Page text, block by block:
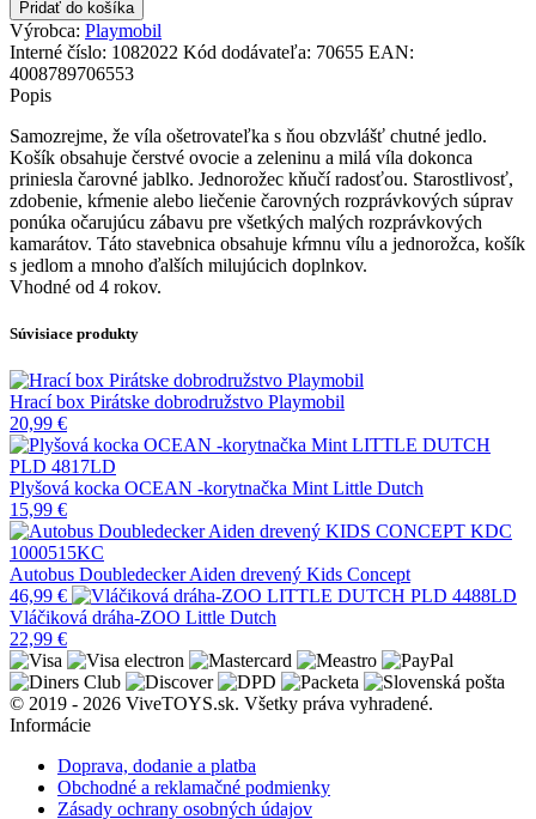
Pridať do košíka
Výrobca: Playmobil
Interné číslo: 1082022 Kód dodávateľa: 70655 EAN:
4008789706553
Popis
Samozrejme, že víla ošetrovateľka s ňou obzvlášť chutné jedlo.
Košík obsahuje čerstvé ovocie a zeleninu a milá víla dokonca
priniesla čarovné jablko. Jednorožec kňučí radosťou. Starostlivosť,
zdobenie, kŕmenie alebo liečenie čarovných rozprávkových súprav
ponúka očarujúcu zábavu pre všetkých malých rozprávkových
kamarátov. Táto stavebnica obsahuje kŕmnu vílu a jednorožca, košík
s jedlom a mnoho ďalších milujúcich doplnkov.
Vhodné od 4 rokov.
Súvisiace produkty
Hrací box Pirátske dobrodružstvo Playmobil
20,99 €
Plyšová kocka OCEAN -korytnačka Mint Little Dutch
15,99 €
Autobus Doubledecker Aiden drevený Kids Concept
46,99 €
Vláčiková dráha-ZOO Little Dutch
22,99 €
© 2019 - 2026 ViveTOYS.sk. Všetky práva vyhradené.
Informácie
Doprava, dodanie a platba
Obchodné a reklamačné podmienky
Zásady ochrany osobných údajov